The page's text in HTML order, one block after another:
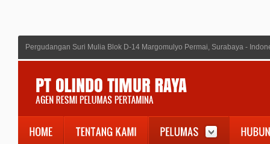
Pergudangan Suri Mulia Blok D-14 Margomulyo Permai, Surabaya -